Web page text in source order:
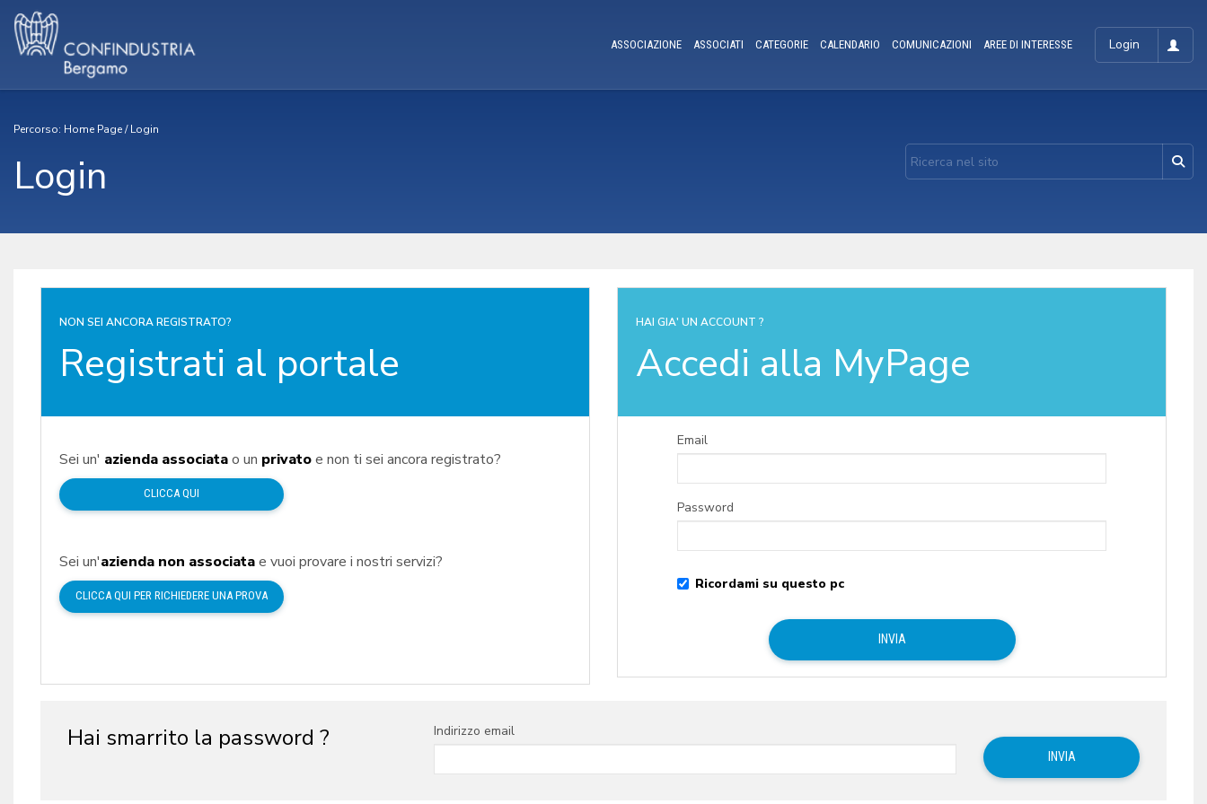
Login
ASSOCIAZIONE ASSOCIATI CATEGORIE CALENDARIO COMUNICAZIONI AREE DI INTERESSE
Percorso: Home Page/Login
Login
NON SEI ANCORA REGISTRATO?
Registrati al portale
Sei un' azienda associatao un privatoe non ti sei ancora registrato?
CLICCA QUI
Sei un'azienda non associatae vuoi provare i nostri servizi?
CLICCA QUI PER RICHIEDERE UNA PROVA
HAI GIA' UN ACCOUNT ?
Accedi alla MyPage
Email
Password
Ricordami su questo pc
Hai smarrito la password ? Indirizzo email